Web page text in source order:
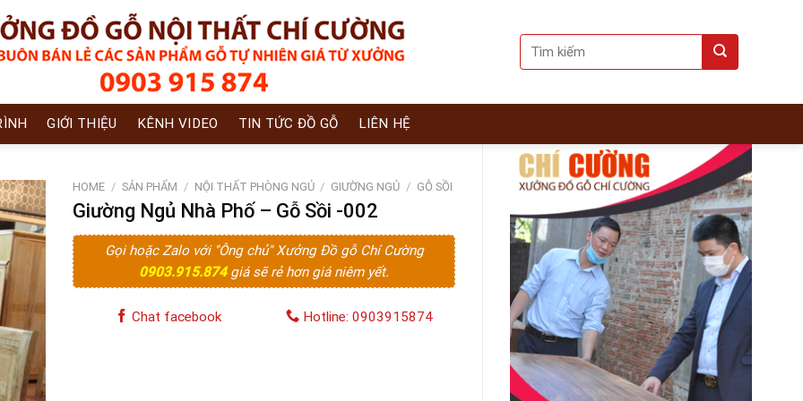
Search
for:
GIỚI THIỆU KÊNH VIDEO TIN TỨC ĐỒ GỖ LIÊN HỆ
HOME / SẢN PHẨM / NỘI THẤT PHÒNG NGỦ / GIƯỜNG NGỦ / GỖ SỒI
Giường Ngủ Nhà Phố – Gỗ Sồi -002
Gọi hoặc Zalo với "Ông chủ" Xưởng Đồ gỗ Chí Cường
0903.915.874 giá sẽ rẻ hơn giá niêm yết.
Chat facebook Hotline: 0903915874